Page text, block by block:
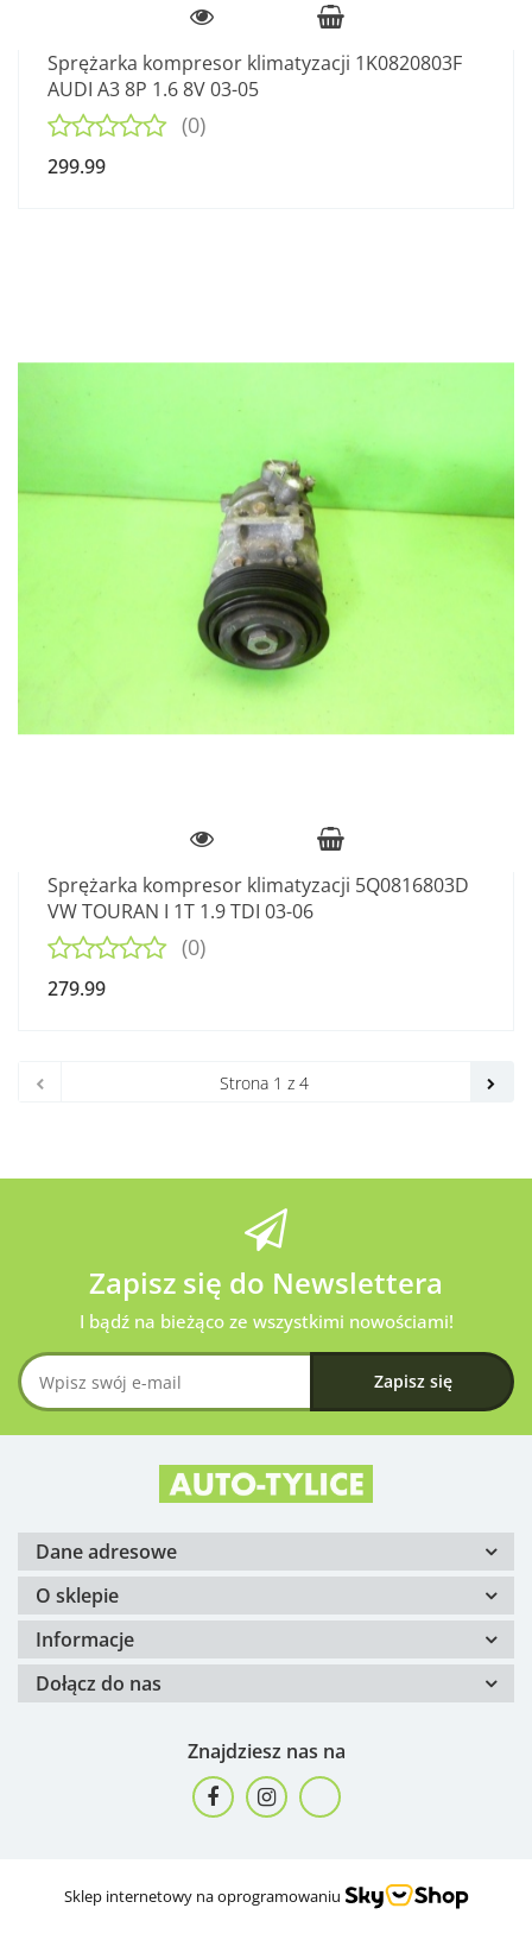
Sprężarka kompresor klimatyzacji 1K0820803F
AUDI A3 8P 1.6 8V 03-05
(0)
299.99
Sprężarka kompresor klimatyzacji 5Q0816803D
VW TOURAN I 1T 1.9 TDI 03-06
(0)
279.99
Zapisz się do Newslettera
I bądź na bieżąco ze wszystkimi nowościami!
Dane adresowe
O sklepie
Informacje
Dołącz do nas
Znajdziesz nas na
Sklep internetowy na oprogramowaniu